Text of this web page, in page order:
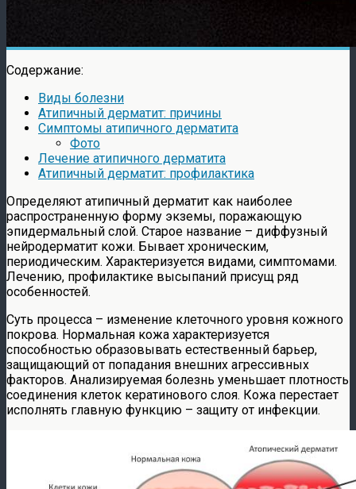
Содержание:
Виды болезни
Атипичный дерматит: причины
Симптомы атипичного дерматита
Фото
Лечение атипичного дерматита
Атипичный дерматит: профилактика
Определяют атипичный дерматит как наиболее
распространенную форму экземы, поражающую
эпидермальный слой. Старое название – диффузный
нейродерматит кожи. Бывает хроническим,
периодическим. Характеризуется видами, симптомами.
Лечению, профилактике высыпаний присущ ряд
особенностей.
Суть процесса – изменение клеточного уровня кожного
покрова. Нормальная кожа характеризуется
способностью образовывать естественный барьер,
защищающий от попадания внешних агрессивных
факторов. Анализируемая болезнь уменьшает плотность
соединения клеток кератинового слоя. Кожа перестает
исполнять главную функцию – защиту от инфекции.